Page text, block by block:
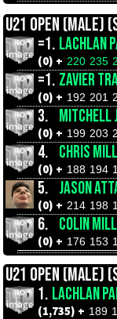
=1. LACHLAN
(0) + 220 235
=1. ZAVIER
(0) + 192 201
3. MITCHELL
(0) + 199 203
4. CHRIS
(0) + 188 194
5. JASON
(0) + 214 198
6. COLIN
(0) + 176 153
U21 OPEN (MALE)
1. LACHLAN
(1,735) + 189